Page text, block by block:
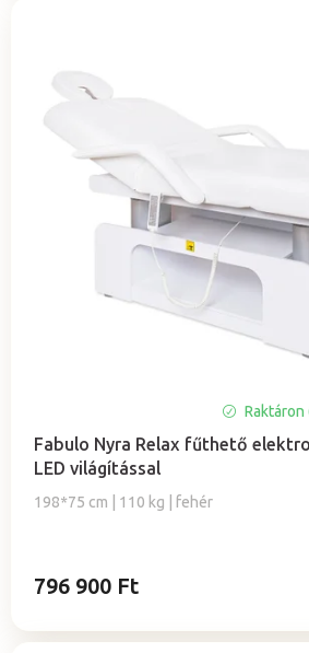
Fabulo Nyra Relax fűthető
LED világítással
198*75 cm | 110 kg | fehér
796 900 Ft